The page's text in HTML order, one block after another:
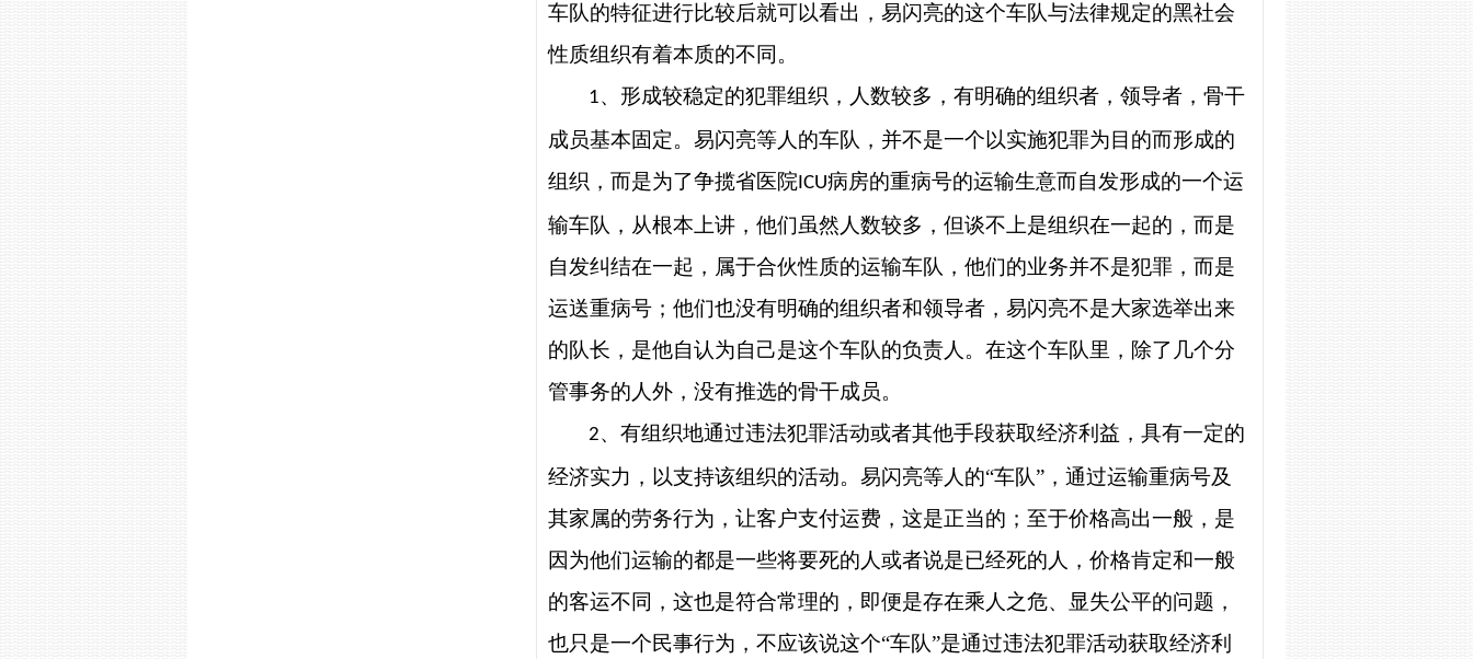
车队的特征进行比较后就可以看出，易闪亮的这个车队与法律规定的黑社会
性质组织有着本质的不同。
1、 形成较稳定的犯罪组织，人数较多，有明确的组织者，领导者，骨干
成员基本固定。易闪亮等人的车队，并不是一个以实施犯罪为目的而形成的
组织，而是为了争揽省医院ICU病房的重病号的运输生意而自发形成的一个运
输车队，从根本上讲，他们虽然人数较多，但谈不上是组织在一起的，而是
自发纠结在一起，属于合伙性质的运输车队，他们的业务并不是犯罪，而是
运送重病号；他们也没有明确的组织者和领导者，易闪亮不是大家选举出来
的队长，是他自认为自己是这个车队的负责人。在这个车队里，除了几个分
管事务的人外，没有推选的骨干成员。
2、有组织地通过违法犯罪活动或者其他手段获取经济利益，具有一定的
经济实力，以支持该组织的活动。易闪亮等人的“车队”，通过运输重病号及
其家属的劳务行为，让客户支付运费，这是正当的；至于价格高出一般，是
因为他们运输的都是一些将要死的人或者说是已经死的人，价格肯定和一般
的客运不同，这也是符合常理的，即便是存在乘人之危、显失公平的问题，
也只是一个民事行为，不应该说这个“车队”是通过违法犯罪活动获取经济利